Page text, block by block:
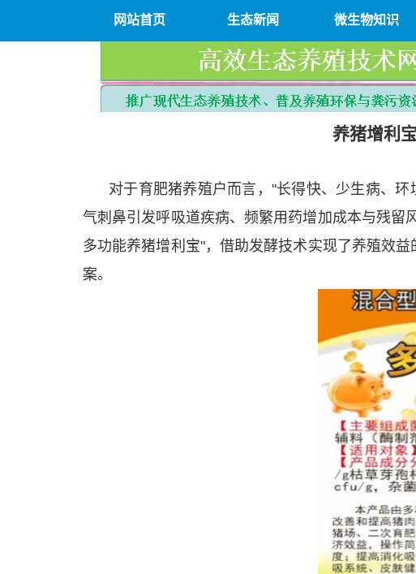
网站首页 生态新闻 微生物知识
养猪增利
对于育肥猪养殖户而言，"长得快、少生病、
气刺鼻引发呼吸道疾病、频繁用药增加成本与残留
多功能养猪增利宝"，借助发酵技术实现了养殖效
案。